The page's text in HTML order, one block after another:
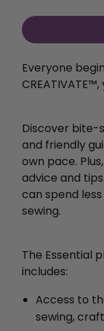
Everyone
Discover bite-
and friendly
own pace.
advice and
can spend
sewing.
The Essential
includes:
Access to
sewing,